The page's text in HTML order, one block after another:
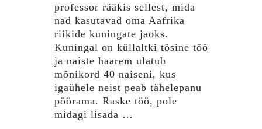
professor rääkis sellest, mida
nad kasutavad oma Aafrika
riikide kuningate jaoks.
Kuningal on küllaltki tõsine töö
ja naiste haarem ulatub
mõnikord 40 naiseni, kus
igaühele neist peab tähelepanu
pöörama. Raske töö, pole
midagi lisada …